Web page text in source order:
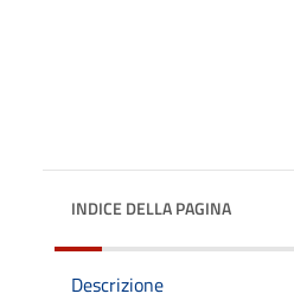
INDICE DELLA PAGINA
Descrizione